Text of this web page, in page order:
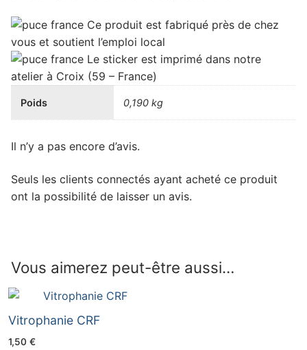
Ce produit est fabriqué près de chez
vous et soutient l’emploi local
Le sticker est imprimé dans notre
atelier à Croix (59 – France)
Poids 0,190 kg
Il n’y a pas encore d’avis.
Seuls les clients connectés ayant acheté ce produit
ont la possibilité de laisser un avis.
Vous aimerez peut-être aussi…
Vitrophanie CRF
1,50 €